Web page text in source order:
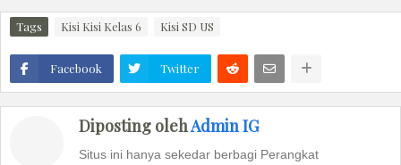
Tags Kisi Kisi Kelas 6 Kisi SD US
Facebook Twitter
Diposting olehAdmin IG
Situs ini hanya sekedar berbagi Perangkat